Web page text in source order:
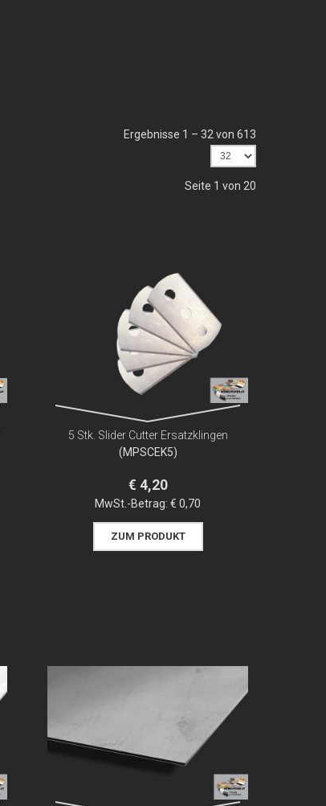
Ergebnisse 1 – 32 von 613
Seite 1 von 20
5 Stk. Slider Cutter Ersatzklingen
(MPSCEK5)
€ 4,20
MwSt.-Betrag: € 0,70
ZUM PRODUKT